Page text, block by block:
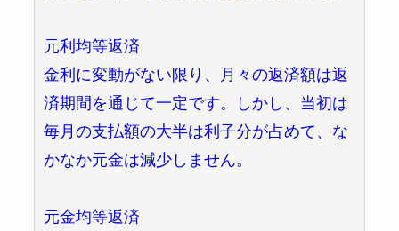
元利均等返済
金利に変動がない限り、月々の返済額は返
済期間を通じて一定です。しかし、当初は
毎月の支払額の大半は利子分が占めて、な
かなか元金は減少しません。
元金均等返済